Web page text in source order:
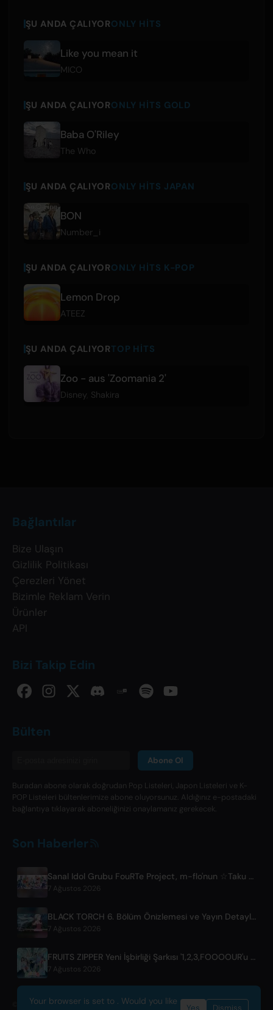
ŞU ANDA ÇALIYORONLY HITS
Like you mean it
MICO
ŞU ANDA ÇALIYORONLY HITS GOLD
Baba O'Riley
The Who
ŞU ANDA ÇALIYORONLY HITS JAPAN
BON
Number_i
ŞU ANDA ÇALIYORONLY HITS K-POP
Lemon Drop
ATEEZ
ŞU ANDA ÇALIYORTOP HITS
Zoo - aus 'Zoomania 2'
Disney, Shakira
Bağlantılar
Bize Ulaşın
Gizlilik Politikası
Çerezleri Yönet
Bizimle Reklam Verin
Ürünler
API
Bizi Takip Edin
Bülten
Abone Ol
Buradan abone olarak doğrudan Pop Listeleri, Japon Listeleri ve K-
POP Listeleri bültenlerimize abone oluyorsunuz. Aldığınız e-postadaki
bağlantıya tıklayarak aboneliğinizi onaylamanız gerekecek.
Son Haberler
Sanal Idol Grubu FouRTe Project, m-flo'nun ☆Taku Takahashi'sı Tarafından Üretilen 'ALL IN' Albümüyle Çıkış Yaptı
7 Ağustos 2026
BLACK TORCH 6. Bölüm Önizlemesi ve Yayın Detayları
7 Ağustos 2026
FRUITS ZIPPER Yeni İşbirliği Şarkısı '1,2,3,FOOOOUR'u Yayınladı
7 Ağustos 2026
© 2026 OnlyHit. All rights reserved. - Metadata provided byACRCloud
Your browser is set to . Would you like
Yes Dismiss